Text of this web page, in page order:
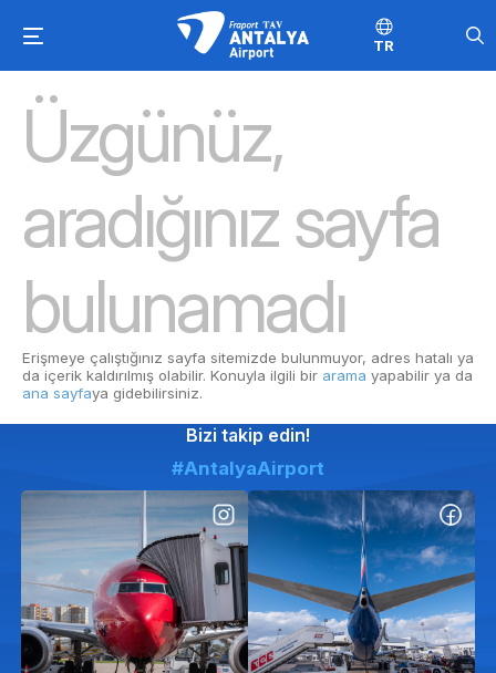
TR
Üzgünüz,
aradığınız sayfa
bulunamadı
Erişmeye çalıştığınız sayfa sitemizde bulunmuyor, adres hatalı ya
da içerik kaldırılmış olabilir. Konuyla ilgili bir arama yapabilir ya da
ana sayfaya gidebilirsiniz.
Bizi takip edin!
#AntalyaAirport